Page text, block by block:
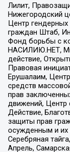
Лилит,
Нижегородский
Центр
граждан Штаб,
Фонд борьбы с
НАСИЛИЮ.НЕТ,
действие,
Правовая
Ерушалаим,
средств
прав
движений, Центр
Действие,
защиты прав
осужденным и их
Серебряная
Апрель,